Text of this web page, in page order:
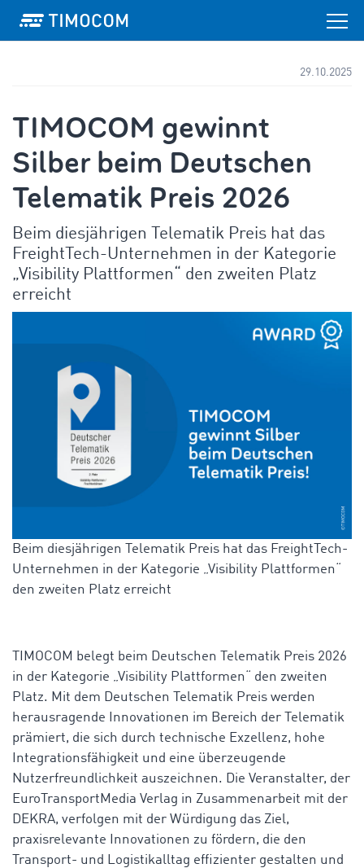
29.10.2025
TIMOCOM gewinnt
Silber beim Deutschen
Telematik Preis 2026
Beim diesjährigen Telematik Preis hat das
FreightTech-Unternehmen in der Kategorie
„Visibility Plattformen“ den zweiten Platz
erreicht
Beim diesjährigen Telematik Preis hat das FreightTech-
Unternehmen in der Kategorie „Visibility Plattformen“
den zweiten Platz erreicht
TIMOCOM belegt beim Deutschen Telematik Preis 2026
in der Kategorie „Visibility Plattformen“ den zweiten
Platz. Mit dem Deutschen Telematik Preis werden
herausragende Innovationen im Bereich der Telematik
prämiert, die sich durch technische Exzellenz, hohe
Integrationsfähigkeit und eine überzeugende
Nutzerfreundlichkeit auszeichnen. Die Veranstalter, der
EuroTransportMedia Verlag in Zusammenarbeit mit der
DEKRA, verfolgen mit der Würdigung das Ziel,
praxisrelevante Innovationen zu fördern, die den
Transport- und Logistikalltag effizienter gestalten und